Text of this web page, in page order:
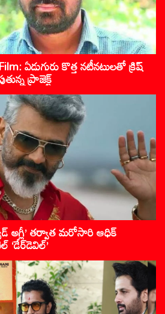
ఏడుగురు కొత్త నటీనటులతో క్రిష్
ప్రాజెక్ట్
అగ్లీ’ తర్వాత మరోసారి ఆధిక్
‘డేర్‌డెవిల్’